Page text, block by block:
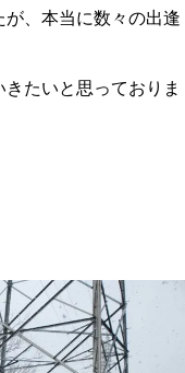
、本当に数々の出逢
たいと思っておりま